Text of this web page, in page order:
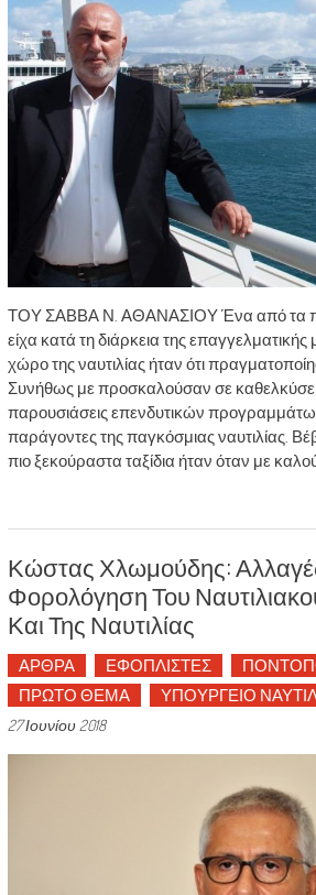
ΤΟΥ ΣΑΒΒΑ Ν. ΑΘΑΝΑΣΙΟΥ Ένα από τα
είχα κατά τη διάρκεια της
χώρο της ναυτιλίας ήταν ότι
Συνήθως με προσκαλούσαν σε
παρουσιάσεις επενδυτικών
παράγοντες της παγκόσμιας ναυτιλίας.
πιο ξεκούραστα ταξίδια ήταν όταν με
Κώστας Χλωμούδης:
Φορολόγηση Του
Και Της Ναυτιλίας
ΑΡΘΡΑ ΕΦΟΠΛΙΣΤΕΣ
ΠΡΩΤΟ ΘΕΜΑ
ΥΠΟΥΡΓΕΙΟ
27 Ιουνίου 2018